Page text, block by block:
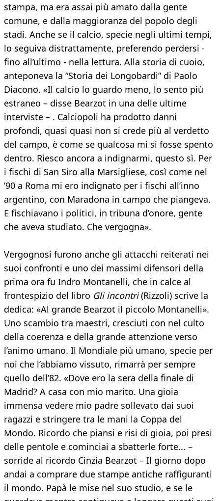
stampa, ma era assai più amato dalla gente
comune, e dalla maggioranza del popolo degli
stadi. Anche se il calcio, specie negli ultimi tempi,
lo seguiva distrattamente, preferendo perdersi -
fino all’ultimo - nella lettura. Alla storia di cuoio,
anteponeva la “Storia dei Longobardi” di Paolo
Diacono. «Il calcio lo guardo meno, lo sento più
estraneo – disse Bearzot in una delle ultime
interviste – . Calciopoli ha prodotto danni
profondi, quasi quasi non si crede più al verdetto
del campo, è come se qualcosa mi si fosse spento
dentro. Riesco ancora a indignarmi, questo sì. Per
i fischi di San Siro alla Marsigliese, così come nel
’90 a Roma mi ero indignato per i fischi all’inno
argentino, con Maradona in campo che piangeva.
E fischiavano i politici, in tribuna d’onore, gente
che aveva studiato. Che vergogna».
Vergognosi furono anche gli attacchi reiterati nei
suoi confronti e uno dei massimi difensori della
prima ora fu Indro Montanelli, che in calce al
frontespizio del libro Gli incontri(Rizzoli) scrive la
dedica: «Al grande Bearzot il piccolo Montanelli».
Uno scambio tra maestri, cresciuti con nel culto
della coerenza e della grande attenzione verso
l’animo umano. Il Mondiale più umano, specie per
noi che l’abbiamo vissuto, rimarrà per sempre
quello dell’82. «Dove ero la sera della finale di
Madrid? A casa con mio marito. Una gioia
immensa vedere mio padre sollevato dai suoi
ragazzi e stringere tra le mani la Coppa del
Mondo. Ricordo che piansi e risi di gioia, poi presi
delle pentole e cominciai a sbatterle forte... –
sorride al ricordo Cinzia Bearzot – Il giorno dopo
andai a comprare due stampe antiche raffiguranti
il mondo. Papà le mise nel suo studio, e se le